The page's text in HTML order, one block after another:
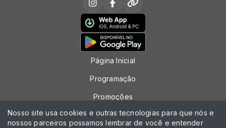
Página Inicial
Programação
Promoções
Locutores
Nosso site usa cookies e outras tecnologias para que nós e
nossos parceiros possamos lembrar de você e entender